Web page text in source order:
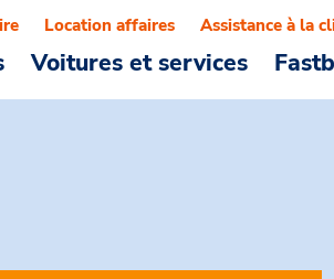
Voitures et services
Location affaires Assistance à la